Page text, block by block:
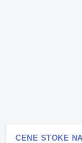
CENE STOKE